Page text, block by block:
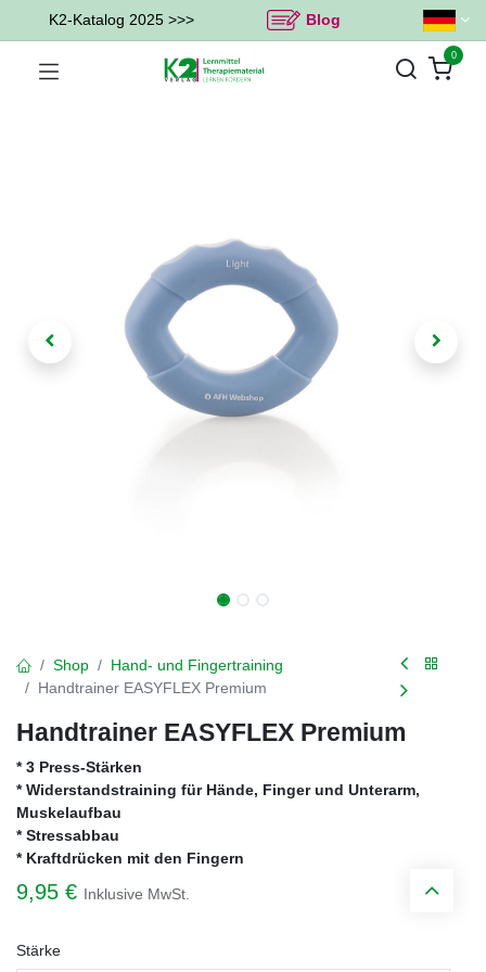
K2-Katalog 2025 >>> Blog
0
Shop
Hand- und Fingertraining
Handtrainer EASYFLEX Premium
Handtrainer EASYFLEX Premium
* 3 Press-Stärken
* Widerstandstraining für Hände, Finger und Unterarm,
Muskelaufbau
* Stressabbau
* Kraftdrücken mit den Fingern
9,95 € Inklusive MwSt.
Stärke